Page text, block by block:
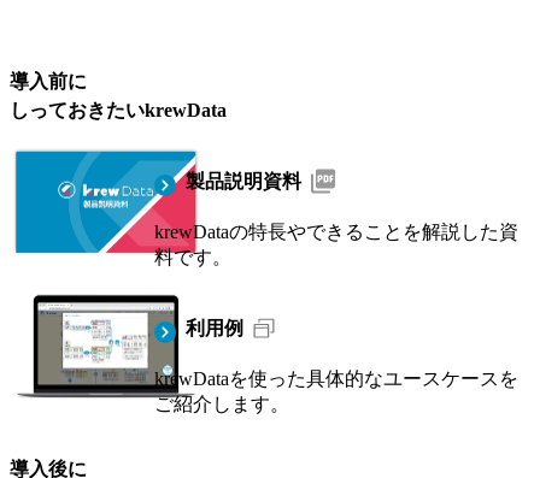
導入前に
しっておきたいkrewData
製品説明資料
krewDataの特長やできることを解説した資
料です。
利用例
krewDataを使った具体的なユースケースを
ご紹介します。
導入後に